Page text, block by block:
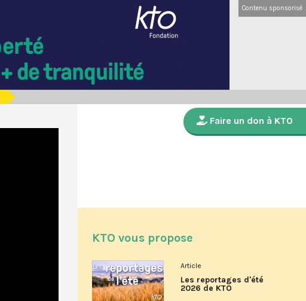
Contenu sponsorisé
Faire un don à KTO
KTO vous propose
Article
Les reportages d'été
2026 de KTO